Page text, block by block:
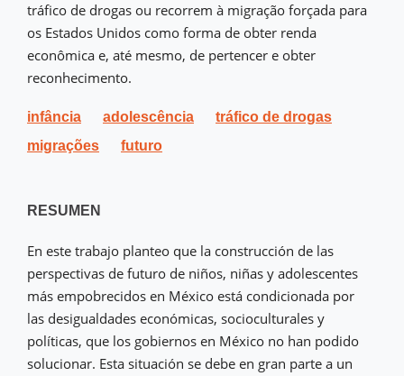
tráfico de drogas ou recorrem à migração forçada para
os Estados Unidos como forma de obter renda
econômica e, até mesmo, de pertencer e obter
reconhecimento.
infância adolescência
tráfico de drogas
migrações
futuro
RESUMEN
En este trabajo planteo que la construcción de las
perspectivas de futuro de niños, niñas y adolescentes
más empobrecidos en México está condicionada por
las desigualdades económicas, socioculturales y
políticas, que los gobiernos en México no han podido
solucionar. Esta situación se debe en gran parte a un